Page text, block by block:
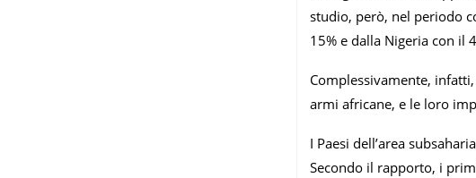
studio, però, nel periodo
15% e dalla Nigeria con il
Complessivamente,
armi africane, e le loro
I Paesi dell’area
Secondo il rapporto, i